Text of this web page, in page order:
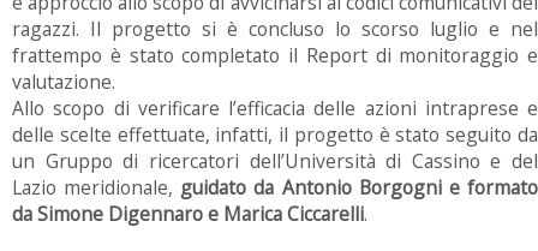
ragazzi. Il progetto si è concluso lo scorso luglio e nel
frattempo è stato completato il Report di monitoraggio e
valutazione.
Allo scopo di verificare l’efficacia delle azioni intraprese e
delle scelte effettuate, infatti, il progetto è stato seguito da
un Gruppo di ricercatori dell’Università di Cassino e del
Lazio meridionale, guidato da Antonio Borgogni e formato
da Simone Digennaro e Marica Ciccarelli.